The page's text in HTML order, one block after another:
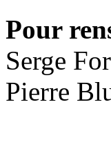
Pour
Serge
Pierre